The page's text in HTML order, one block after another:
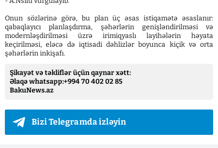
Onun sözlərinə görə, bu plan üç əsas istiqamətə əsaslanır:
qabaqlayıcı planlaşdırma, şəhərlərin genişləndirilməsi və
modernləşdirilməsi üzrə irimiqyaslı layihələrin həyata
keçirilməsi, eləcə də iqtisadi dəhlizlər boyunca kiçik və orta
şəhərlərin inkişafı.
Şikayət və təkliflər üçün qaynar xətt:
Əlaqə whatsapp:+994 70 402 02 85
BakuNews.az
Bizi Telegramda izləyin